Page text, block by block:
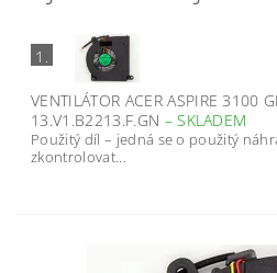
1.
VENTILÁTOR ACER ASPIRE 3100
13.V1.B2213.F.GN –SKLADEM
Použitý díl – jedná se o použitý
zkontrolovat...